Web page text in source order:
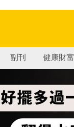
副刊 健康財富